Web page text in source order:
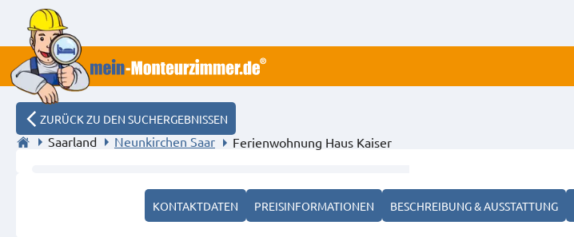
ZURÜCK ZU DEN SUCHERGEBNISSEN
Saarland Neunkirchen Saar
Ferienwohnung Haus Kaiser
KONTAKTDATEN PREISINFORMATIONEN BESCHREIBUNG & AUSSTATTUNG